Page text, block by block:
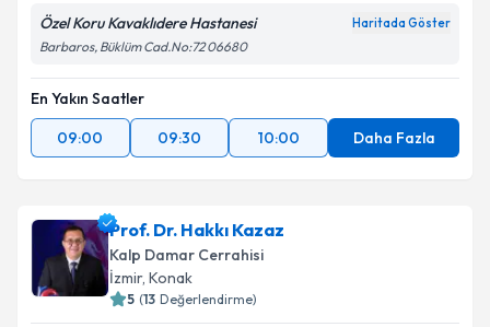
Özel Koru Kavaklıdere Hastanesi Haritada Göster
Barbaros, Büklüm Cad.No:72 06680
En Yakın Saatler
09:00
09:30 10:00 Daha Fazla
Prof. Dr. Hakkı Kazaz
Kalp Damar Cerrahisi
İzmir, Konak
5 (13 Değerlendirme)